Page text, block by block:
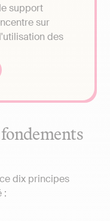
support
sur
des
dix principes
: